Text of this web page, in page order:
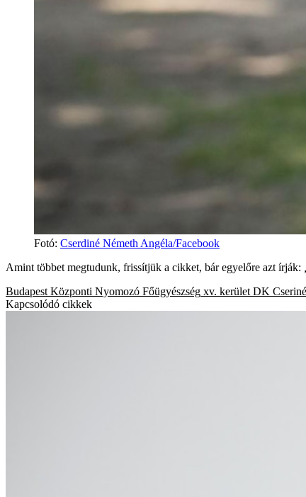
Fotó: Cserdiné Németh Angéla/Facebook
Amint többet megtudunk, frissítjük a cikket, bár egyelőre azt írják:
Budapest Központi Nyomozó Főügyészség xv. kerület DK
Kapcsolódó cikkek